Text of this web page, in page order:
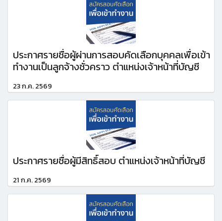
ประกาศรายชื่อผู้ผ่านการสอบคัดเลือกบุคคลเพื่อเข้า
ทำงานเป็นลูกจ้างชั่วคราว ตำแหน่งเจ้าหน้าที่บัญชี
23 ก.ค. 2569
ประกาศรายชื่อผู้มีสิทธิ์สอบ ตำแหน่งเจ้าหน้าที่บัญชี
21 ก.ค. 2569